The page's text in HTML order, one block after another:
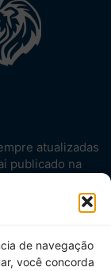
de navegação
você concorda
atualizadas
publicado na